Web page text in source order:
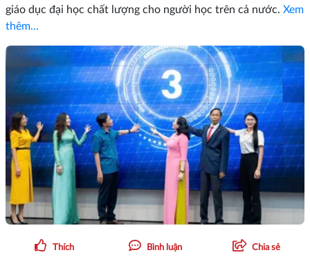
giáo dục đại học chất lượng cho người học trên cả nước. Xem
thêm...
Thích Bình luận Chia sẻ